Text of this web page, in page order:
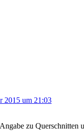
2015 um 21:03
zu Querschnitten